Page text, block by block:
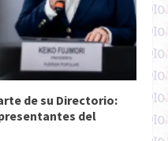
de su Directorio:
del